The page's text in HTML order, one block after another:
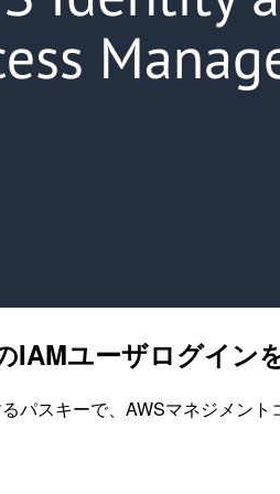
IAMユーザログイン
スキーで、AWSマネジメン